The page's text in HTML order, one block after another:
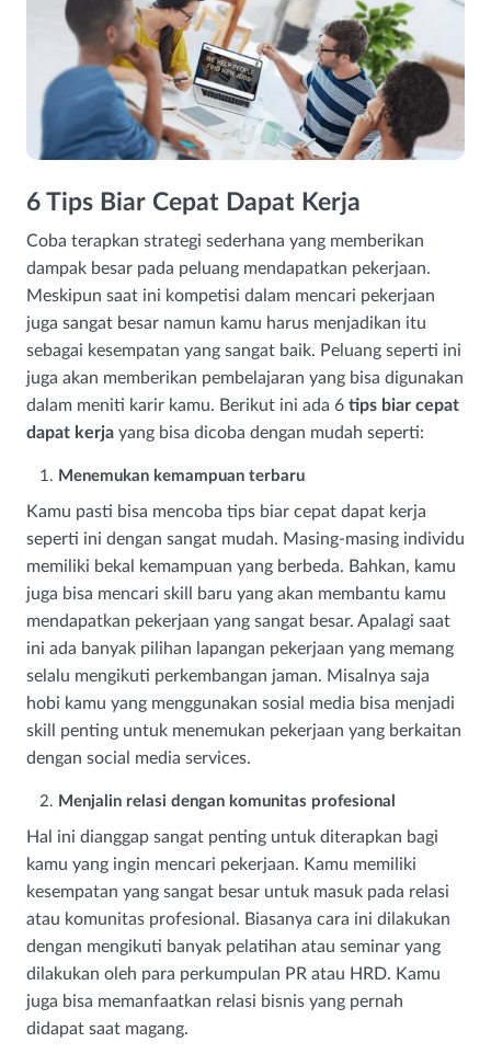
6 Tips Biar Cepat Dapat Kerja
Coba terapkan strategi sederhana yang memberikan
dampak besar pada peluang mendapatkan pekerjaan.
Meskipun saat ini kompetisi dalam mencari pekerjaan
juga sangat besar namun kamu harus menjadikan itu
sebagai kesempatan yang sangat baik. Peluang seperti ini
juga akan memberikan pembelajaran yang bisa digunakan
dalam meniti karir kamu. Berikut ini ada 6 tips biar cepat
dapat kerja yang bisa dicoba dengan mudah seperti:
Menemukan kemampuan terbaru
Kamu pasti bisa mencoba tips biar cepat dapat kerja
seperti ini dengan sangat mudah. Masing-masing individu
memiliki bekal kemampuan yang berbeda. Bahkan, kamu
juga bisa mencari skill baru yang akan membantu kamu
mendapatkan pekerjaan yang sangat besar. Apalagi saat
ini ada banyak pilihan lapangan pekerjaan yang memang
selalu mengikuti perkembangan jaman. Misalnya saja
hobi kamu yang menggunakan sosial media bisa menjadi
skill penting untuk menemukan pekerjaan yang berkaitan
dengan social media services.
Menjalin relasi dengan komunitas profesional
Hal ini dianggap sangat penting untuk diterapkan bagi
kamu yang ingin mencari pekerjaan. Kamu memiliki
kesempatan yang sangat besar untuk masuk pada relasi
atau komunitas profesional. Biasanya cara ini dilakukan
dengan mengikuti banyak pelatihan atau seminar yang
dilakukan oleh para perkumpulan PR atau HRD. Kamu
juga bisa memanfaatkan relasi bisnis yang pernah
didapat saat magang.